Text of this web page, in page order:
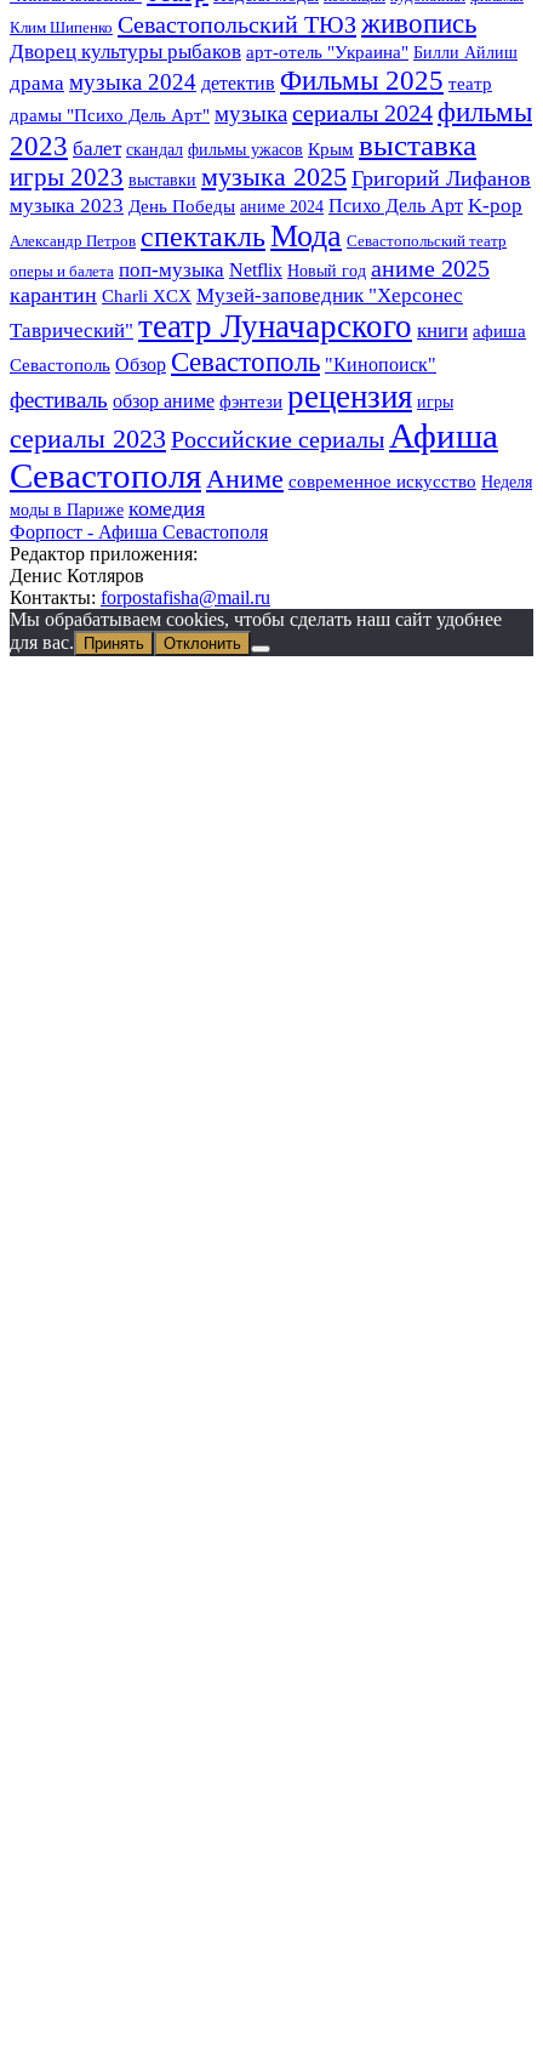
Клим Шипенко Севастопольский ТЮЗ живопись
Дворец культуры рыбаков арт-отель "Украина" Билли Айлиш
драма музыка 2024 детектив Фильмы 2025 театр
драмы "Психо Дель Арт" музыкасериалы 2024фильмы
2023 балет скандал фильмы ужасов Крым выставка
игры 2023 выставки музыка 2025 Григорий Лифанов
музыка 2023 День Победы аниме 2024 Психо Дель Арт K-pop
Александр Петров спектакльМода Севастопольский театр
оперы и балета поп-музыка Netflix Новый год аниме 2025
карантин Charli XCX Музей-заповедник "Херсонес
Таврический" театр Луначарского книги афиша
Севастополь Обзор Севастополь "Кинопоиск"
фестиваль обзор аниме фэнтези рецензия игры
сериалы 2023 Российские сериалы Афиша
Севастополя Аниме современное искусство Неделя
моды в Париже комедия
Форпост - Афиша Севастополя
Редактор приложения:
Денис Котляров
Контакты: forpostafisha@mail.ru
Мы обрабатываем cookies, чтобы сделать наш сайт удобнее
для вас.
Принять Отклонить